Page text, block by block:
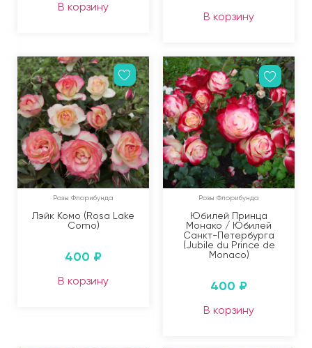
В корзину
В корзину
Розы Флорибунда
Лэйк Комо (Rosa Lake
Como)
400 ₽
В корзину
Розы Флорибунда
Юбилей Принца
Монако / Юбилей
Санкт-Петербурга
(Jubile du Prince de
Monaco)
400 ₽
В корзину